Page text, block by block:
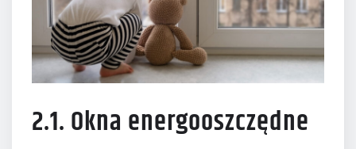
2.1. Okna energooszczędne